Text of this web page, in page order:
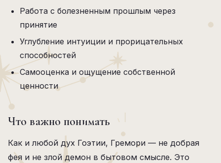
Работа с болезненным прошлым через
принятие
Углубление интуиции и прорицательных
способностей
Самооценка и ощущение собственной
ценности
Что важно понимать
Как и любой дух Гоэтии, Гремори — не добрая
фея и не злой демон в бытовом смысле. Это